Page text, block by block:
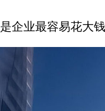
是企业最容易花大